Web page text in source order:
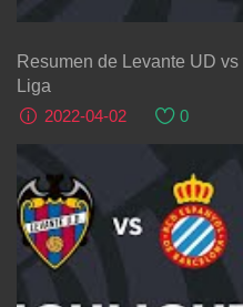
Resumen de Levante UD vs
Liga
2022-04-02
0